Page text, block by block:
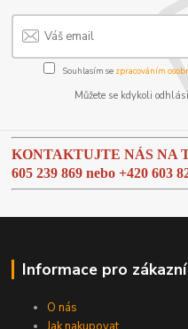
Souhlasím se zpracováním
Můžete se kdykoli
KONTAKTUJTE NÁS NA
605 239 869 nebo+420 603
Informace pro
O nás